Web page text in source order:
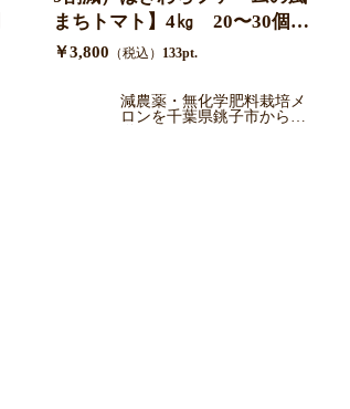
まちトマト】4㎏ 20〜30個程
度でお届け千葉県銚子産 ミネ
￥3,800 （税込） 133pt.
減農薬・無化学肥料栽培メ
ロンを千葉県銚子市から直